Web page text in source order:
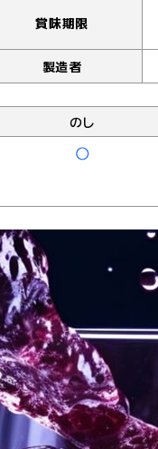
賞味期限
製造者
のし